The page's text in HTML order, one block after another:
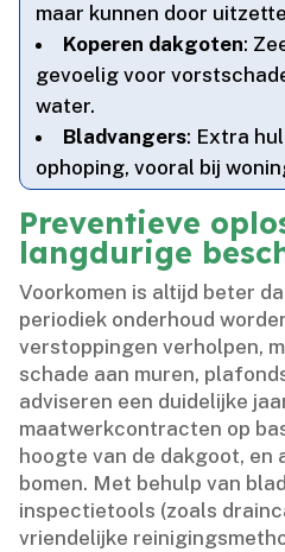
maar kunnen door
Koperen dakgoten:
gevoelig voor
water.​
Bladvangers: Extra
ophoping, vooral bij
Preventieve
langdurige
Voorkomen is altijd beter
periodiek onderhoud
verstoppingen verholpen,
schade aan muren,
adviseren een duidelijke
maatwerkcontracten op
hoogte van de dakgoot, en
bomen.​ Met behulp van
inspectietools (zoals
vriendelijke